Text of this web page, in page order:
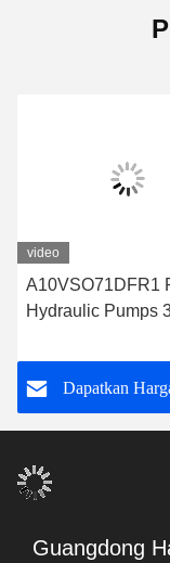
video
A10VSO71DFR1
Hydraulic Pumps
Pump
Dapatkan
Guangdong